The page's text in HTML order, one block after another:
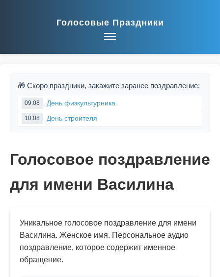
Голосовые Праздники
🎁 Скоро праздники, закажите заранее поздравление:
09.08 День физкультурника
10.08 День строителя
Голосовое поздравление
для имени Василина
Уникальное голосовое поздравление для имени
Василина. Женское имя. Персональное аудио
поздравление, которое содержит именное
обращение.